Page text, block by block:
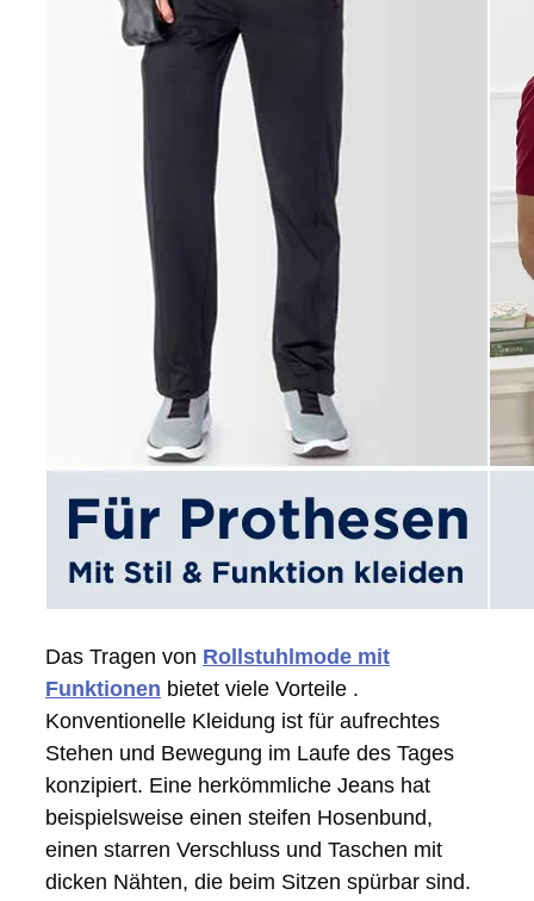
Das Tragen von Rollstuhlmode mit
Funktionen bietet viele Vorteile .
Konventionelle Kleidung ist für aufrechtes
Stehen und Bewegung im Laufe des Tages
konzipiert. Eine herkömmliche Jeans hat
beispielsweise einen steifen Hosenbund,
einen starren Verschluss und Taschen mit
dicken Nähten, die beim Sitzen spürbar sind.